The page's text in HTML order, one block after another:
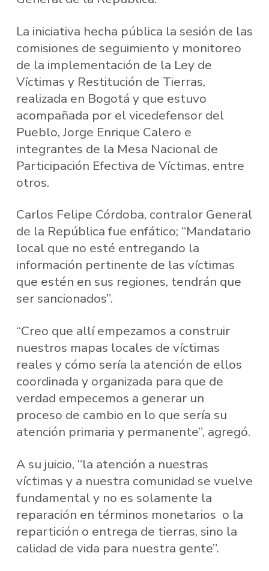
La iniciativa hecha pública la sesión de las
comisiones de seguimiento y monitoreo
de la implementación de la Ley de
Víctimas y Restitución de Tierras,
realizada en Bogotá y que estuvo
acompañada por el vicedefensor del
Pueblo, Jorge Enrique Calero e
integrantes de la Mesa Nacional de
Participación Efectiva de Víctimas, entre
otros.
Carlos Felipe Córdoba, contralor General
de la República fue enfático; “Mandatario
local que no esté entregando la
información pertinente de las víctimas
que estén en sus regiones, tendrán que
ser sancionados”.
“Creo que allí empezamos a construir
nuestros mapas locales de víctimas
reales y cómo sería la atención de ellos
coordinada y organizada para que de
verdad empecemos a generar un
proceso de cambio en lo que sería su
atención primaria y permanente”, agregó.
A su juicio, “la atención a nuestras
víctimas y a nuestra comunidad se vuelve
fundamental y no es solamente la
reparación en términos monetarios o la
repartición o entrega de tierras, sino la
calidad de vida para nuestra gente”.